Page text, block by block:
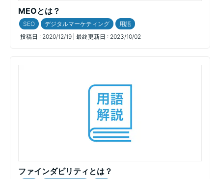
MEOとは？
SEO デジタルマーケティング
用語
投稿日 : 2020/12/19 最終更新日 : 2023/10/02
ファインダビリティとは？